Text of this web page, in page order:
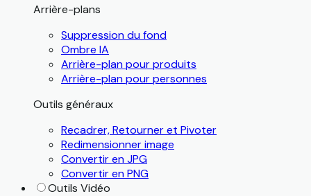
Arrière-plans
Suppression du fond
Ombre IA
Arrière-plan pour produits
Arrière-plan pour personnes
Outils généraux
Recadrer, Retourner et Pivoter
Redimensionner image
Convertir en JPG
Convertir en PNG
Outils Vidéo